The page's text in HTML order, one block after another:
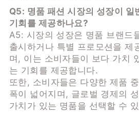
Q5: 명품 패션 시장의 성장이 일
기회를 제공하나요?
A5: 시장의 성장은 명품 브랜드
출시하거나 특별 프로모션을 제
며, 이는 소비자들이 보다 가치
는 기회를 제공합니다.
또한, 소비자들은 다양한 제품
폭이 넓어지며, 글로벌 경제의
가치가 있는 명품을 선택할 수